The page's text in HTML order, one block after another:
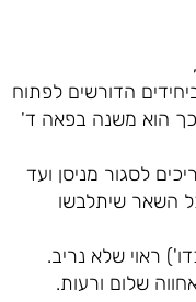
הדורשים לפתוח
הוא משנה בפאה ד'
לסגור מניסן ועד
השאר שיתלבשו
ראוי שלא נריב.
שלום ורעות.